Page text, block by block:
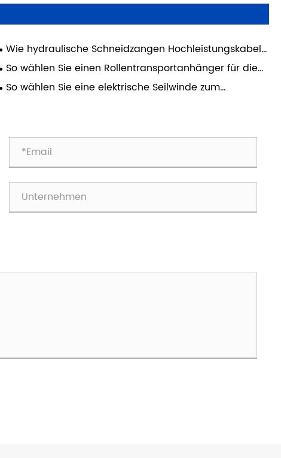
Wie hydraulische Schneidzangen Hochleistungskabel
handhaben
So wählen Sie einen Rollentransportanhänger für die
Kabelinstallation aus
So wählen Sie eine elektrische Seilwinde zum